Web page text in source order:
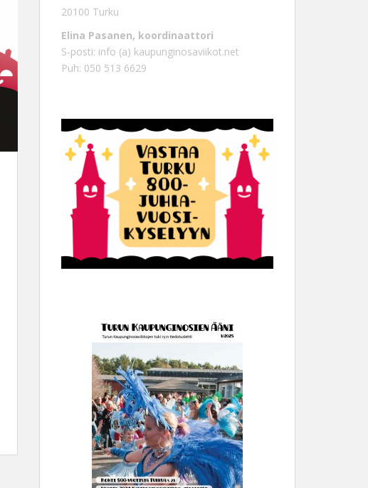
20100 Turku
Elina Pasanen, koordinaattori
S-posti: info (a) kaupunginosaviikot.net
Puh: 050 513 6629